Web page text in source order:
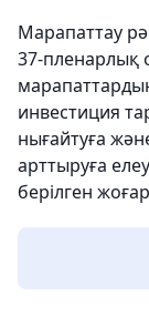
Марапаттау
37-пленарлық
инвестиция
нығайтуға
арттыруға
берілген